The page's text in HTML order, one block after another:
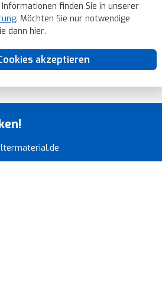
finden Sie in unserer
. Möchten Sie nur notwendige
dann hier.
akzeptieren